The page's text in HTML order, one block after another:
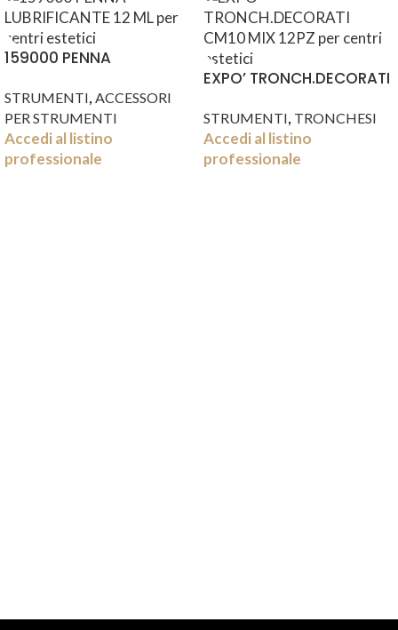
159000 PENNA
STRUMENTI, ACCESSORI
PER STRUMENTI
Accedi al listino
professionale
EXPO’ TRONCH.DECORATI
STRUMENTI, TRONCHESI
Accedi al listino
professionale